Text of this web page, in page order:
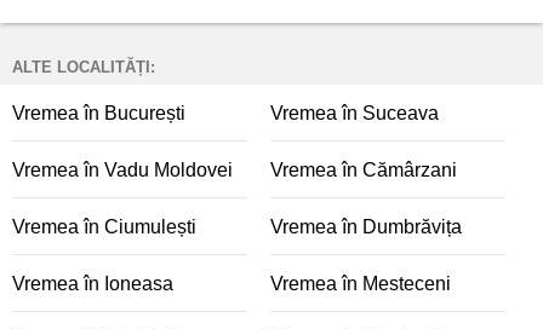
ALTE LOCALITĂȚI:
Vremea în București Vremea în Suceava
Vremea în Vadu Moldovei Vremea în Cămârzani
Vremea în Ciumulești Vremea în Dumbrăvița
Vremea în Ioneasa Vremea în Mesteceni